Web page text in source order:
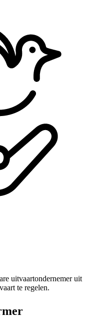
uitvaartondernemer uit
te regelen.